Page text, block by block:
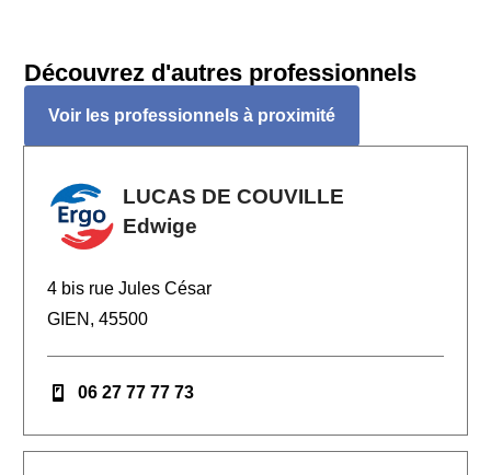
Découvrez d'autres professionnels
Voir les professionnels à proximité
LUCAS DE COUVILLE
Edwige
4 bis rue Jules César
GIEN, 45500
06 27 77 77 73